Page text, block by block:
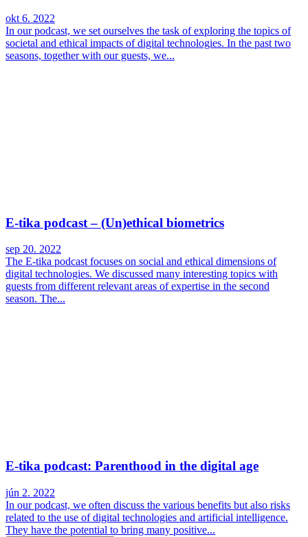
okt 6. 2022
In our podcast, we set ourselves the task of exploring the topics of
societal and ethical impacts of digital technologies. In the past two
seasons, together with our guests, we...
E-tika podcast – (Un)ethical biometrics
sep 20. 2022
The E-tika podcast focuses on social and ethical dimensions of
digital technologies. We discussed many interesting topics with
guests from different relevant areas of expertise in the second
season. The...
E-tika podcast: Parenthood in the digital age
jún 2. 2022
In our podcast, we often discuss the various benefits but also risks
related to the use of digital technologies and artificial intelligence.
They have the potential to bring many positive...